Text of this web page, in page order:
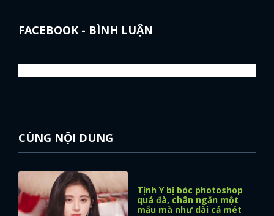
FACEBOOK - BÌNH LUẬN
CÙNG NỘI DUNG
Tịnh Y bị bóc photoshop
quá đà, chân ngắn một
mẩu mà như dài cả mét